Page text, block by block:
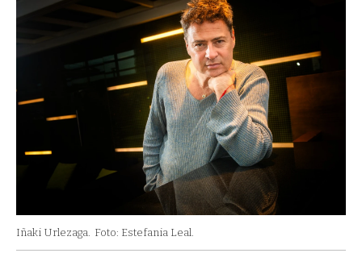
Iñaki Urlezaga. Foto: Estefania Leal.